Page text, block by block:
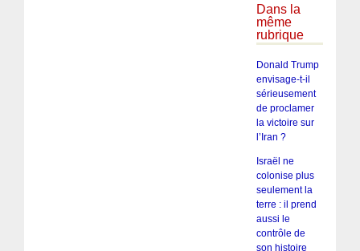
Dans la
même
rubrique
Donald Trump
envisage-t-il
sérieusement
de proclamer
la victoire sur
l’Iran ?
Israël ne
colonise plus
seulement la
terre : il prend
aussi le
contrôle de
son histoire